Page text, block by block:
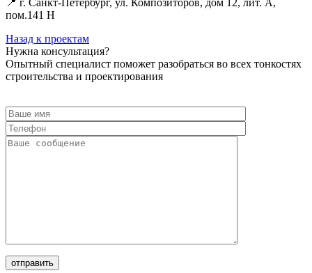
📍 г. Санкт-Петербург, ул. Композиторов, дом 12, лит. А,
пом.141 Н
Назад к проектам
Нужна консультация?
Опытный специалист поможет разобраться во всех тонкостях
строительства и проектирования